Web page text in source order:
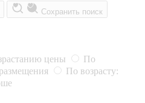
Сохранить поиск
цены
По
По возрасту: